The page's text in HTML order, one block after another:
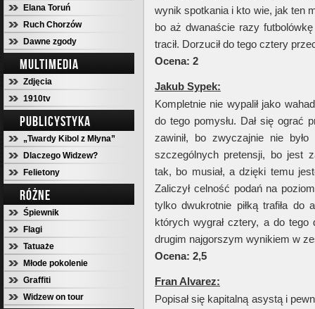
Elana Toruń
Ruch Chorzów
Dawne zgody
MULTIMEDIA
Zdjęcia
1910tv
PUBLICYSTYKA
„Twardy Kibol z Młyna”
Dlaczego Widzew?
Felietony
RÓŻNE
Śpiewnik
Flagi
Tatuaże
Młode pokolenie
Graffiti
Widzew on tour
wynik spotkania i kto wie, jak ten
bo aż dwanaście razy
tracił. Dorzucił do tego cztery
Ocena: 2
Jakub Sypek:
Kompletnie nie wypalił jako
do tego pomysłu. Dał się ograć
zawinił, bo zwyczajnie nie
szczególnych pretensji, bo jest
tak, bo musiał, a dzięki temu
Zaliczył celność podań na
tylko dwukrotnie piłką trafiła do
których wygrał cztery, a do tego
drugim najgorszym wynikiem w
Ocena: 2,5
Fran Alvarez:
Popisał się kapitalną asystą i